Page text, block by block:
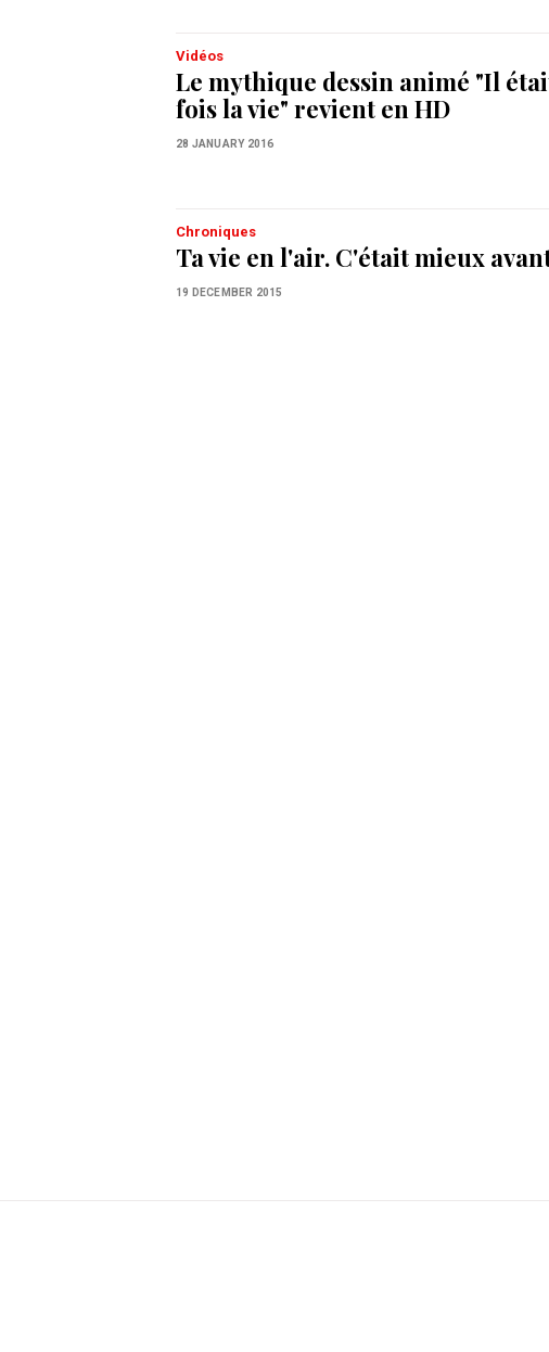
Vidéos
Le mythique dessin animé "Il
fois la vie" revient en HD
28 JANUARY 2016
Chroniques
Ta vie en l'air. C'était mieux
19 DECEMBER 2015